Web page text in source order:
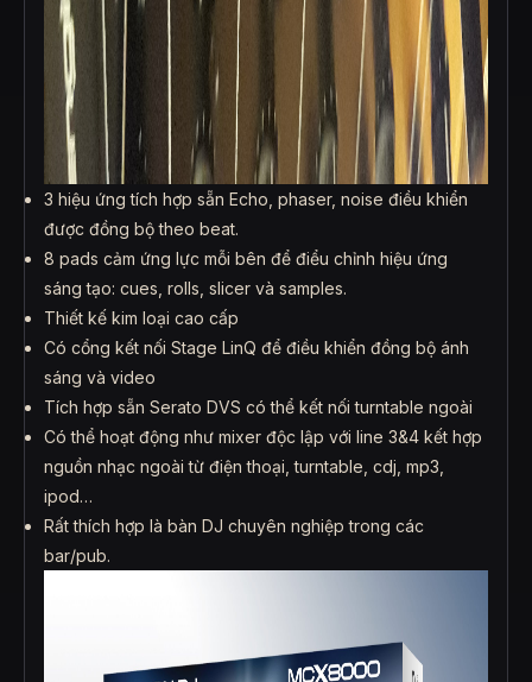
3 hiệu ứng tích hợp sẵn Echo, phaser, noise điều khiển
được đồng bộ theo beat.
8 pads cảm ứng lực mỗi bên để điểu chỉnh hiệu ứng
sáng tạo: cues, rolls, slicer và samples.
Thiết kế kim loại cao cấp
Có cổng kết nối Stage LinQ để điều khiển đồng bộ ánh
sáng và video
Tích hợp sẵn Serato DVS có thể kết nối turntable ngoài
Có thể hoạt động như mixer độc lập với line 3&4 kết hợp
nguồn nhạc ngoài từ điện thoại, turntable, cdj, mp3,
ipod…
Rất thích hợp là bàn DJ chuyên nghiệp trong các
bar/pub.